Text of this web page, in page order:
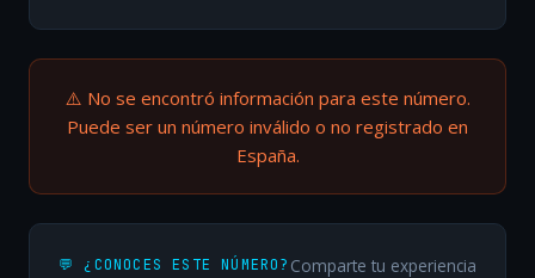
⚠️ No se encontró información para este número.
Puede ser un número inválido o no registrado en
España.
💬 ¿CONOCES ESTE NÚMERO? Comparte tu experiencia